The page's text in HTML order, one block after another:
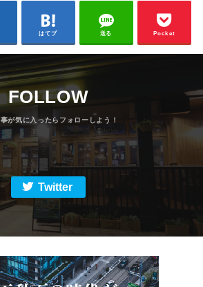
はてブ 送る Pocket
FOLLOW
Twitter